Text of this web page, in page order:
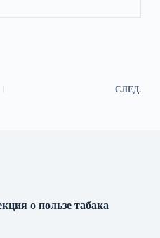
СЛЕД.
о пользе табака